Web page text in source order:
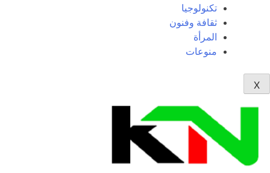
تكنولوجيا
ثقافة وفنون
المرأة
منوعات
X
NE
News Elementor